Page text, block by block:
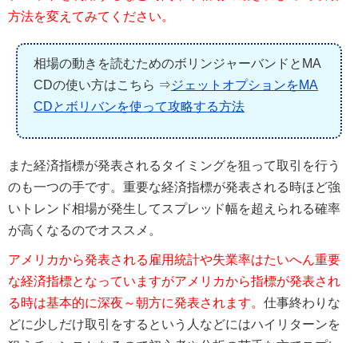
方法を変えてみてください。
相場の動きを読むためのボリンジャーバンドとMA
CDの使い方はこちら ⇒ジェットオプションをMA
CDとボリバンを使って攻略する方法
また経済指標が発表されるタイミングを狙って取引を行う
のも一つの手です。重要な経済指標が発表される時ほど強
いトレンド相場が発生してスプレッド幅を超えられる確率
が高くなるのでオススメ。
アメリカから発表される雇用統計や失業率はたいへん重要
な経済指標となっていますがアメリカから指標が発表され
る時は基本的に深夜～朝方に発表されます。 仕事終わりな
どに少しだけ取引をするという人などにはハイリターンを